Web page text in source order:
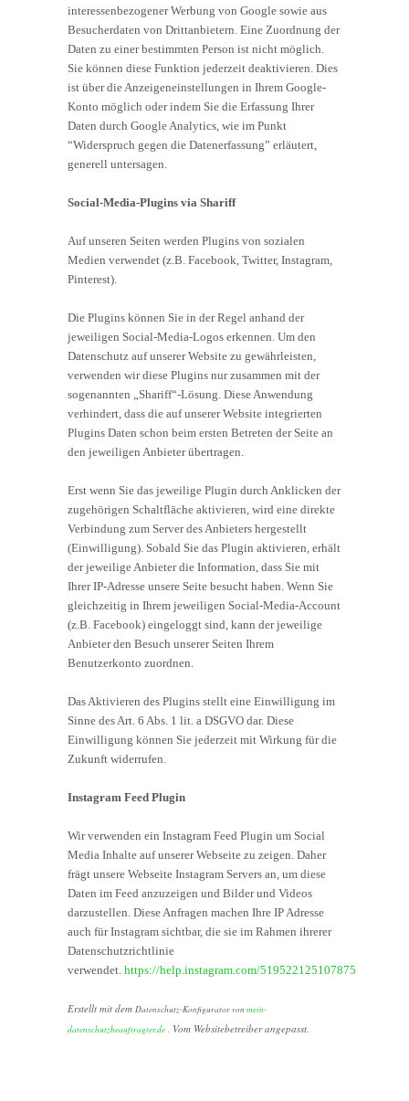
interessenbezogener Werbung von Google sowie aus
Besucherdaten von Drittanbietern. Eine Zuordnung der
Daten zu einer bestimmten Person ist nicht möglich.
Sie können diese Funktion jederzeit deaktivieren. Dies
ist über die Anzeigeneinstellungen in Ihrem Google-
Konto möglich oder indem Sie die Erfassung Ihrer
Daten durch Google Analytics, wie im Punkt
“Widerspruch gegen die Datenerfassung” erläutert,
generell untersagen.
Social-Media-Plugins via Shariff
Auf unseren Seiten werden Plugins von sozialen
Medien verwendet (z.B. Facebook, Twitter, Instagram,
Pinterest).
Die Plugins können Sie in der Regel anhand der
jeweiligen Social-Media-Logos erkennen. Um den
Datenschutz auf unserer Website zu gewährleisten,
verwenden wir diese Plugins nur zusammen mit der
sogenannten „Shariff“-Lösung. Diese Anwendung
verhindert, dass die auf unserer Website integrierten
Plugins Daten schon beim ersten Betreten der Seite an
den jeweiligen Anbieter übertragen.
Erst wenn Sie das jeweilige Plugin durch Anklicken der
zugehörigen Schaltfläche aktivieren, wird eine direkte
Verbindung zum Server des Anbieters hergestellt
(Einwilligung). Sobald Sie das Plugin aktivieren, erhält
der jeweilige Anbieter die Information, dass Sie mit
Ihrer IP-Adresse unsere Seite besucht haben. Wenn Sie
gleichzeitig in Ihrem jeweiligen Social-Media-Account
(z.B. Facebook) eingeloggt sind, kann der jeweilige
Anbieter den Besuch unserer Seiten Ihrem
Benutzerkonto zuordnen.
Das Aktivieren des Plugins stellt eine Einwilligung im
Sinne des Art. 6 Abs. 1 lit. a DSGVO dar. Diese
Einwilligung können Sie jederzeit mit Wirkung für die
Zukunft widerrufen.
Instagram Feed Plugin
Wir verwenden ein Instagram Feed Plugin um Social
Media Inhalte auf unserer Webseite zu zeigen. Daher
frägt unsere Webseite Instagram Servers an, um diese
Daten im Feed anzuzeigen und Bilder und Videos
darzustellen. Diese Anfragen machen Ihre IP Adresse
auch für Instagram sichtbar, die sie im Rahmen ihrerer
Datenschutzrichtlinie
verwendet. https://help.instagram.com/519522125107875
Erstellt mit dem Datenschutz-Konfigurator von mein-
datenschutzbeauftragter.de . Vom Websitebetreiber angepasst.